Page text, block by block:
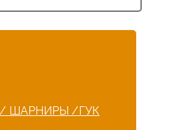
ШАРНИРЫ /ГУК